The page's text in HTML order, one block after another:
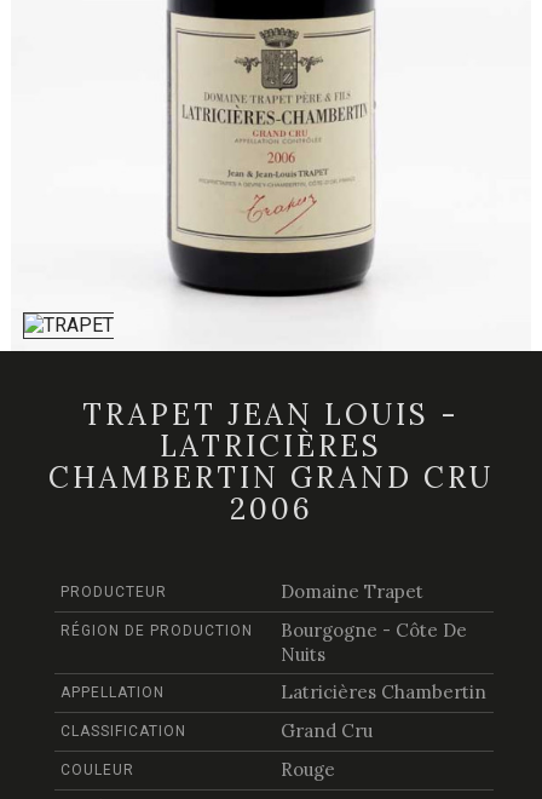
TRAPET JEAN LOUIS -
LATRICIÈRES
CHAMBERTIN GRAND CRU
2006
PRODUCTEUR Domaine Trapet
RÉGION DE PRODUCTION
Bourgogne - Côte De
Nuits
APPELLATION Latricières Chambertin
CLASSIFICATION Grand Cru
COULEUR Rouge